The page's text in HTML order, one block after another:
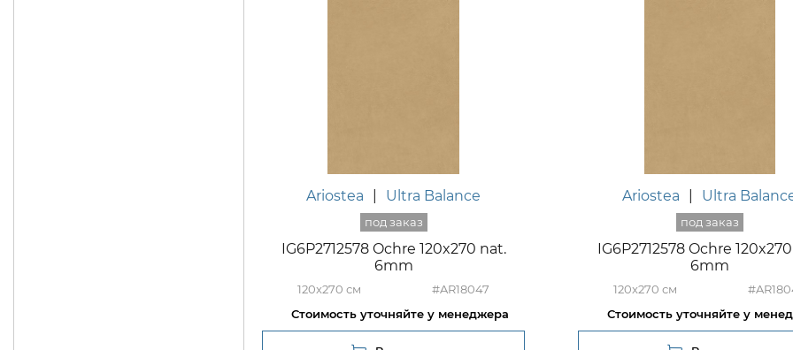
Ariostea Ultra Balance
IG6P2712578 Ochre 120x270 nat.
6mm
120x270 #AR18047
Ariostea Ultra
IG6P2712578 Ochre
6mm
120x270